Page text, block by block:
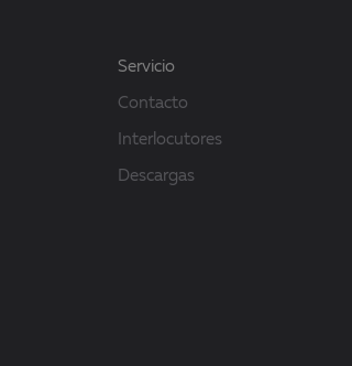
Servicio
Contacto
Interlocutores
Descargas